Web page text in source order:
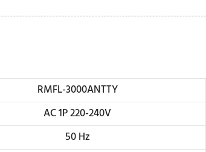
RMFL-3000ANTTY
AC 1P 220-240V
50 Hz